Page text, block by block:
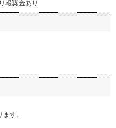
報奨金あり
す。